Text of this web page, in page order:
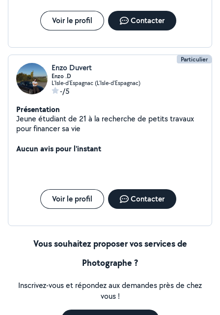
Voir le profil Contacter
Particulier
Enzo Duvert
Enzo .D
L'Isle-d'Espagnac (L'Isle-d'Espagnac)
-/5
Présentation
Jeune étudiant de 21 à la recherche de petits travaux
pour financer sa vie
Aucun avis pour l'instant
Voir le profil Contacter
Vous souhaitez proposer vos services de
Photographe ?
Inscrivez-vous et répondez aux demandes près de chez
vous !